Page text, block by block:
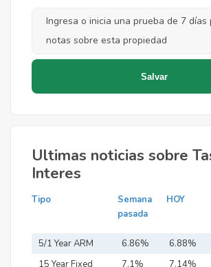
Ultimas noticias sobre
Interes
Tipo
Semana
pasada
HOY
5/1 Year ARM 6.86% 6.88%
15 Year Fixed
7.1% 7.14%